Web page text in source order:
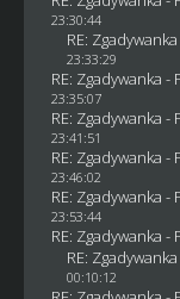
23:30:44
RE:
23:33:29
RE: Zgadywanka -
23:35:07
RE: Zgadywanka -
23:41:51
RE: Zgadywanka -
23:46:02
RE: Zgadywanka -
23:53:44
RE: Zgadywanka -
RE:
00:10:12